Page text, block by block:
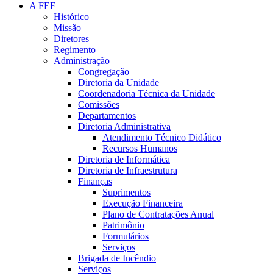
A FEF
Histórico
Missão
Diretores
Regimento
Administração
Congregação
Diretoria da Unidade
Coordenadoria Técnica da Unidade
Comissões
Departamentos
Diretoria Administrativa
Atendimento Técnico Didático
Recursos Humanos
Diretoria de Informática
Diretoria de Infraestrutura
Finanças
Suprimentos
Execução Financeira
Plano de Contratações Anual
Patrimônio
Formulários
Serviços
Brigada de Incêndio
Serviços